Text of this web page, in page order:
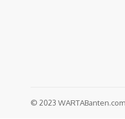
© 2023